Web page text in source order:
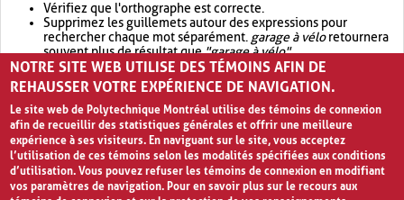
Vérifiez que l'orthographe est correcte.
Supprimez les guillemets autour des expressions pour
rechercher chaque mot séparément. garage à véloretournera
souvent plus de résultat que"garage à vélo".
Envisagez d'élargir votre recherche avec OR.garage OR vélo
retournera souvent plus de résultat quegarage à vélo
NOTRE SITE WEB UTILISE DES TÉMOINS AFIN DE
REHAUSSER VOTRE EXPÉRIENCE DE NAVIGATION.
Le site web de Polytechnique Montréal utilise des témoins de connexion
afin de recueillir des statistiques générales et offrir une meilleure
expérience à ses visiteurs. En naviguant sur le site, vous acceptez
l’utilisation de ces témoins selon les modalités spécifiées aux conditions
d’utilisation. Vous pouvez refuser les témoins de connexion en modifiant
vos paramètres de navigation. Pour en savoir plus sur le recours aux